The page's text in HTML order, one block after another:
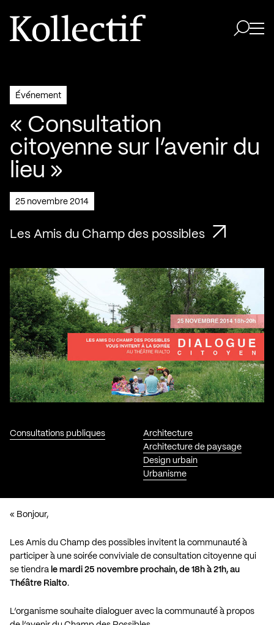
Aller à la page d'accueil
Logo Kollectif
Événement
« Consultation
citoyenne sur l’avenir du
lieu »
25 novembre 2014
Les Amis du Champ des possibles
Consultations publiques
Architecture
Architecture de paysage
Design urbain
Urbanisme
« Bonjour,
Les Amis du Champ des possibles invitent la communauté à
participer à une soirée conviviale de consultation citoyenne qui
se tiendra le mardi 25 novembre prochain, de 18h à 21h, au
Théâtre Rialto.
L’organisme souhaite dialoguer avec la communauté à propos